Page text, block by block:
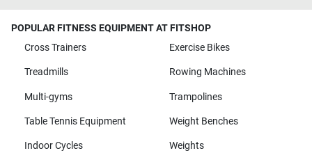
POPULAR FITNESS EQUIPMENT AT FITSHOP
Cross Trainers
Exercise Bikes
Treadmills Rowing Machines
Multi-gyms Trampolines
Table Tennis Equipment Weight Benches
Indoor Cycles Weights